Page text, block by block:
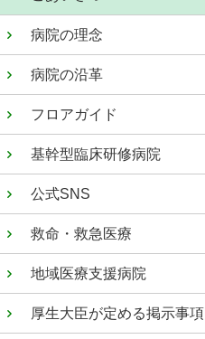
病院の理念
病院の沿革
フロアガイド
基幹型臨床研修病院
公式SNS
救命・救急医療
地域医療支援病院
厚生大臣が定める掲示事項